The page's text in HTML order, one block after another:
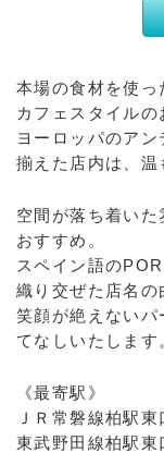
本場の食材を使
カフェスタイルの
ヨーロッパのア
揃えた店内は、温
空間が落ち着い
おすすめ。
スペイン語の
織り交ぜた店名の
笑顔が絶えないパ
てなしいたします
《最寄駅》
ＪＲ常磐線柏駅
東武野田線柏駅東